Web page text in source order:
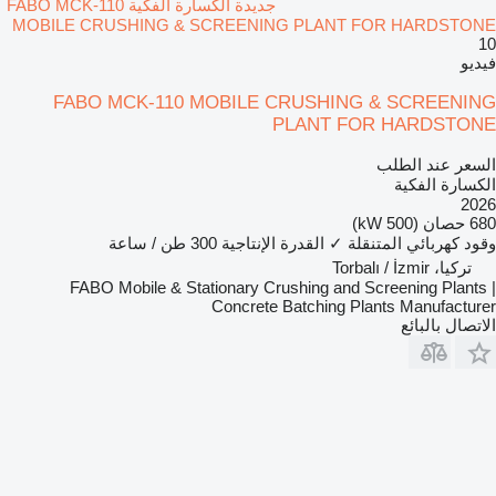
جديدة الكسارة الفكية FABO MCK-110
MOBILE CRUSHING & SCREENING PLANT FOR HARDSTONE
10
فيديو
FABO MCK-110 MOBILE CRUSHING & SCREENING
PLANT FOR HARDSTONE
السعر عند الطلب
الكسارة الفكية
2026
680 حصان (500 kW)
وقود كهربائي المتنقلة ✓ القدرة الإنتاجية 300 طن / ساعة
تركيا، Torbalı / İzmir
FABO Mobile & Stationary Crushing and Screening Plants |
Concrete Batching Plants Manufacturer
الاتصال بالبائع